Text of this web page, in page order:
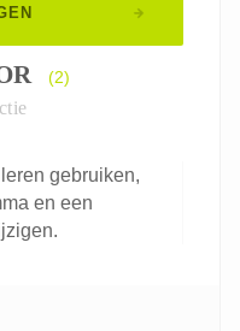
(2)
gebruiken,
en een